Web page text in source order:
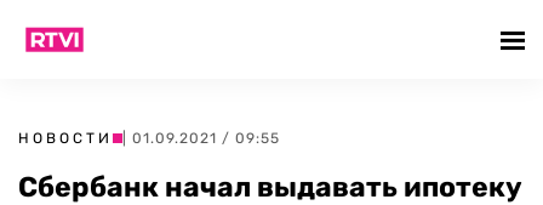
НОВОСТИ | 01.09.2021 / 09:55
Сбербанк начал выдавать ипотеку